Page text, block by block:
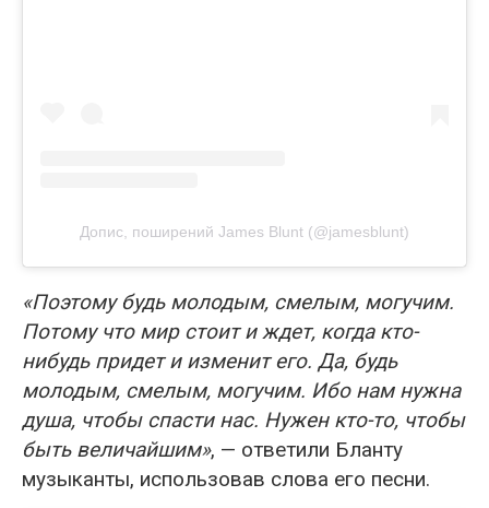
Допис, поширений James Blunt (@jamesblunt)
«Поэтому будь молодым, смелым, могучим.
Потому что мир стоит и ждет, когда кто-
нибудь придет и изменит его. Да, будь
молодым, смелым, могучим. Ибо нам нужна
душа, чтобы спасти нас. Нужен кто-то, чтобы
быть величайшим», — ответили Бланту
музыканты, использовав слова его песни.